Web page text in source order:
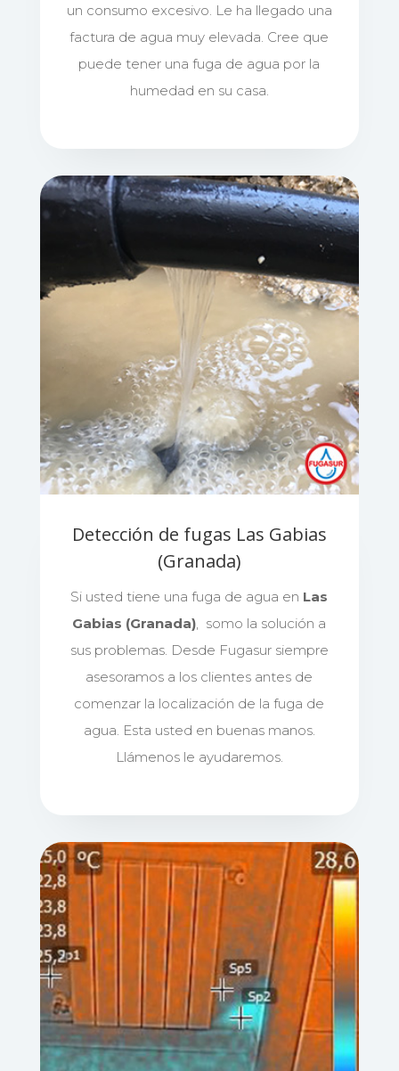
un consumo excesivo. Le ha llegado una
factura de agua muy elevada. Cree que
puede tener una fuga de agua por la
humedad en su casa.
Detección de fugas Las Gabias
(Granada)
Si usted tiene una fuga de agua en Las
Gabias (Granada), somo la solución a
sus problemas. Desde Fugasur siempre
asesoramos a los clientes antes de
comenzar la localización de la fuga de
agua. Esta usted en buenas manos.
Llámenos le ayudaremos.